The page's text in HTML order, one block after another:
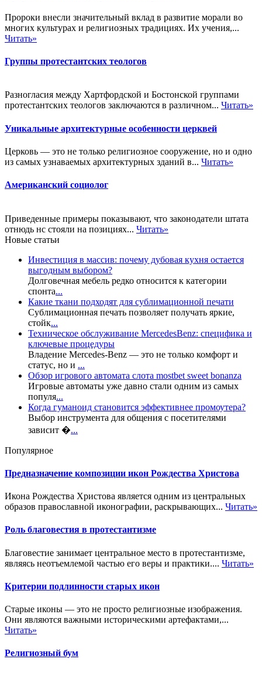
Пророки внесли значительный вклад в развитие морали во
многих культурах и религиозных традициях. Их учения,...
Читать»
Группы протестантских теологов
Разногласия между Хартфордской и Бостонской группами
протестантских теологов заключаются в различном... Читать»
Уникальные архитектурные особенности церквей
Церковь — это не только религиозное сооружение, но и одно
из самых узнаваемых архитектурных зданий в... Читать»
Американский социолог
Приведенные примеры показывают, что законодатели штата
отнюдь нс стояли на позициях... Читать»
Новые статьи
Инвестиция в массив: почему дубовая кухня остается
выгодным выбором?
Долговечная мебель редко относится к категории
спонта...
Какие ткани подходят для сублимационной печати
Сублимационная печать позволяет получать яркие,
стойк...
Техническое обслуживание MercedesBenz: специфика и
ключевые процедуры
Владение Mercedes-Benz — это не только комфорт и
статус, но и ...
Обзор игрового автомата слота mostbet sweet bonanza
Игровые автоматы уже давно стали одним из самых
популя...
Когда гуманоид становится эффективнее промоутера?
Выбор инструмента для общения с посетителями
зависит �...
Популярное
Предназначение композиции икон Рождества Христова
Икона Рождества Христова является одним из центральных
образов православной иконографии, раскрывающих... Читать»
Роль благовестия в протестантизме
Благовестие занимает центральное место в протестантизме,
являясь неотъемлемой частью его веры и практики.... Читать»
Критерии подлинности старых икон
Старые иконы — это не просто религиозные изображения.
Они являются важными историческими артефактами,...
Читать»
Религиозный бум